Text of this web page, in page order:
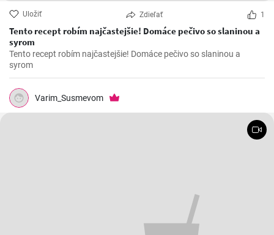
Uložiť Zdieľať 1
Tento recept robím najčastejšie! Domáce pečivo so slaninou a
syrom
Tento recept robím najčastejšie! Domáce pečivo so slaninou a
syrom
Varim_Susmevom